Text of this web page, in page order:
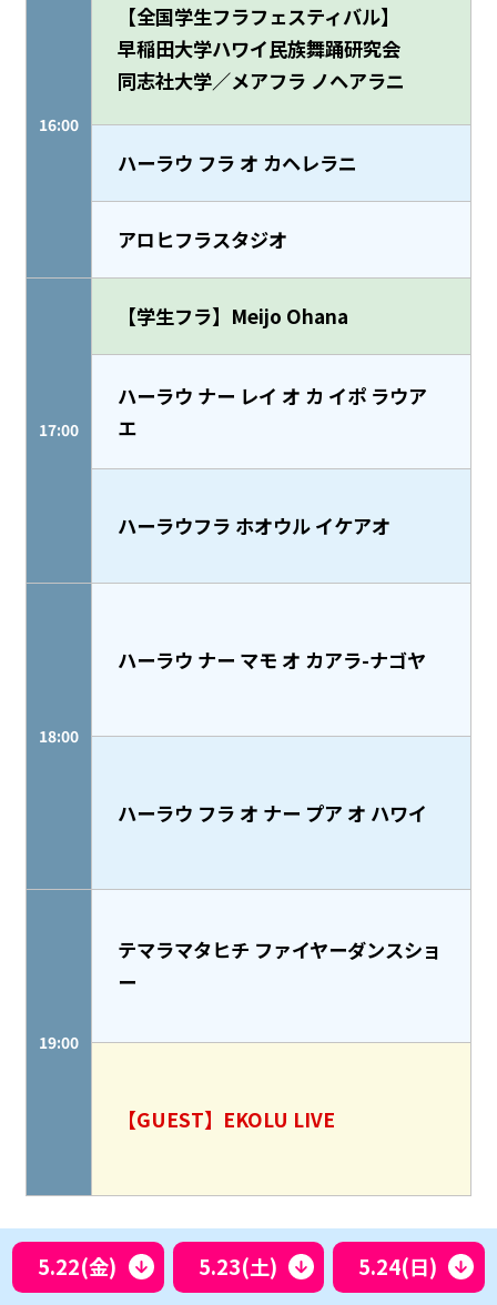
16:00
【全国学生フラフェスティバル】
早稲田大学ハワイ民族舞踊研究会
同志社大学／メアフラ ノヘアラニ
ハーラウ フラ オ カヘレラニ
アロヒフラスタジオ
17:00
【学生フラ】Meijo Ohana
ハーラウ ナー レイ オ カ イポ ラウア
エ
ハーラウフラ ホオウル イケアオ
18:00
ハーラウ ナー マモ オ カアラ-ナゴヤ
ハーラウ フラ オ ナー プア オ ハワイ
19:00
テマラマタヒチ ファイヤーダンスショ
ー
【GUEST】EKOLU LIVE
5.22(金) 5.23(土) 5.24(日)